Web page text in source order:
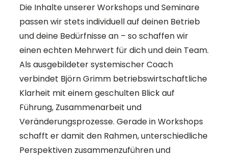
Die Inhalte unserer Workshops und Seminare
passen wir stets individuell auf deinen Betrieb
und deine Bedürfnisse an – so schaffen wir
einen echten Mehrwert für dich und dein Team.
Als ausgebildeter systemischer Coach
verbindet Björn Grimm betriebswirtschaftliche
Klarheit mit einem geschulten Blick auf
Führung, Zusammenarbeit und
Veränderungsprozesse. Gerade in Workshops
schafft er damit den Rahmen, unterschiedliche
Perspektiven zusammenzuführen und